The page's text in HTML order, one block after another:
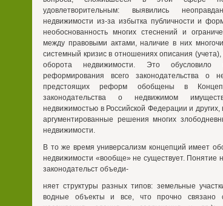
удовлетворительным: выявились
недвижимости из-за избытка публичности и
необоснованность многих стеснений и
между правовыми актами, наличие в них
системный кризис в отношениях описания (учета),
оборота недвижимости. Это обусловило
реформирования всего законодательства о
предстоящих реформ обобщены в
законодательства о недвижимом
недвижимостью в Российской Федерации и
аргументированные решения многих
недвижимости.
В то же время универсализм концепций имеет
недвижимости «вообще» не существует. Понятие
законодательст объеди-
няет структуры разных типов: земельные
водные объекты и все, что прочно связано